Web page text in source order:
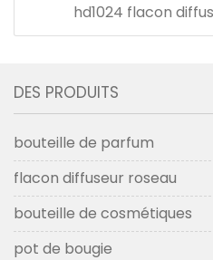
hd1024 flacon
DES PRODUITS
bouteille de parfum
flacon diffuseur roseau
bouteille de cosmétiques
pot de bougie